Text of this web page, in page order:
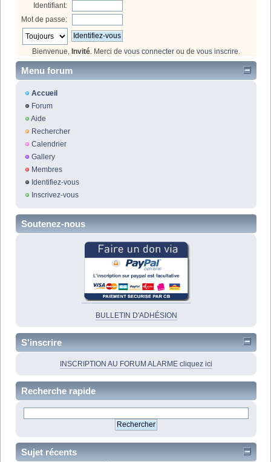
Identifiant:
Mot de passe:
Bienvenue, Invité . Merci de vous connecter ou de vous inscrire
Menu forum
Accueil
Forum
Aide
Rechercher
Calendrier
Gallery
Membres
Identifiez-vous
Inscrivez-vous
Soutenez-nous
BULLETIN D'ADHÉSION
S'inscrire
INSCRIPTION AU FORUM ALARME cliquez ici
Recherche rapide
Sujet récents